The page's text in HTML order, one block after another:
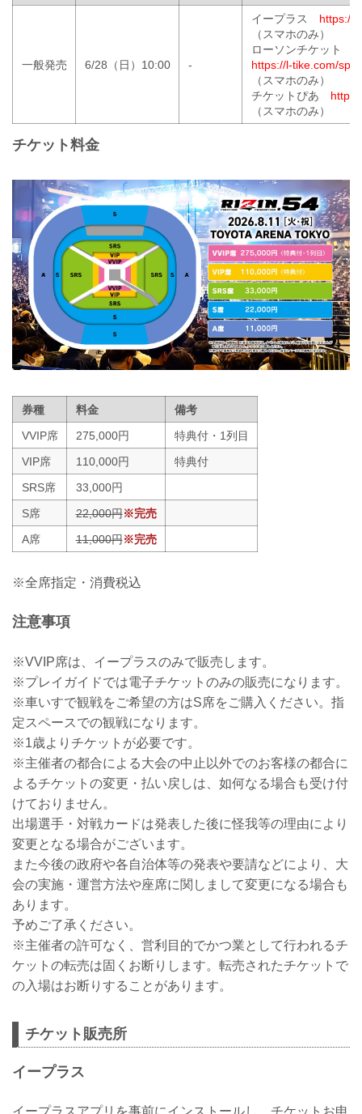
一般発売 6/28（日）10:00 -
イープラス https://
（スマホのみ）
ローソンチケット
https://l-tike.com/
（スマホのみ）
チケットぴあ
（スマホのみ）
チケット料金
券種 料金
備考
VVIP席
275,000円
特典付・1列目
VIP席
110,000円
特典付
SRS席
33,000円
S席
22,000円※完売
A席
11,000円※完売
※全席指定・消費税込
注意事項
※VVIP席は、イープラスのみで販売します。
※プレイガイドでは電子チケットのみの販売になります。
※車いすで観戦をご希望の方はS席をご購入ください。指
定スペースでの観戦になります。
※1歳よりチケットが必要です。
※主催者の都合による大会の中止以外でのお客様の都合に
よるチケットの変更・払い戻しは、如何なる場合も受け付
けておりません。
出場選手・対戦カードは発表した後に怪我等の理由により
変更となる場合がございます。
また今後の政府や各自治体等の発表や要請などにより、大
会の実施・運営方法や座席に関しまして変更になる場合も
あります。
予めご了承ください。
※主催者の許可なく、営利目的でかつ業として行われるチ
ケットの転売は固くお断りします。転売されたチケットで
の入場はお断りすることがあります。
チケット販売所
イープラス